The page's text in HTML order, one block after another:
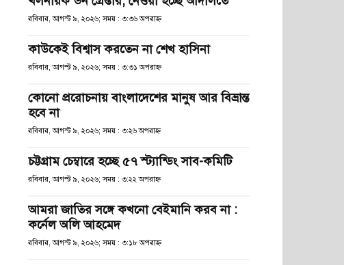
রবিবার, আগস্ট ৯, ২০২৬; সময় : ৩:৩৬ অপরাহ্ণ
কাউকেই বিশ্বাস করতেন না শেখ হাসিনা
রবিবার, আগস্ট ৯, ২০২৬; সময় : ৩:৩১ অপরাহ্ণ
কোনো প্ররোচনায় বাংলাদেশের মানুষ আর বিভ্রান্ত
হবে না
রবিবার, আগস্ট ৯, ২০২৬; সময় : ৩:২৬ অপরাহ্ণ
চট্টগ্রাম চেম্বারে হচ্ছে ৫৭ স্ট্যান্ডিং সাব-কমিটি
রবিবার, আগস্ট ৯, ২০২৬; সময় : ৩:২২ অপরাহ্ণ
আমরা জাতির সঙ্গে কখনো বেইমানি করব না :
কর্নেল অলি আহমেদ
রবিবার, আগস্ট ৯, ২০২৬; সময় : ৩:১৮ অপরাহ্ণ